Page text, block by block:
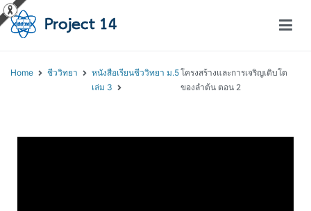
Home ชีววิทยา
หนังสือเรียนชีววิทยา ม.5
เล่ม 3
โครงสร้างและการเจริญเติบโต
ของลำต้น ตอน 2